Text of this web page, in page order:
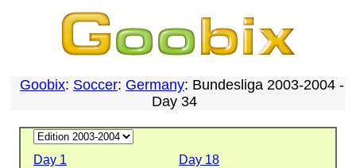
Goobix: Soccer: Germany: Bundesliga 2003-2004 -
Day 34
Day 1
Day 18